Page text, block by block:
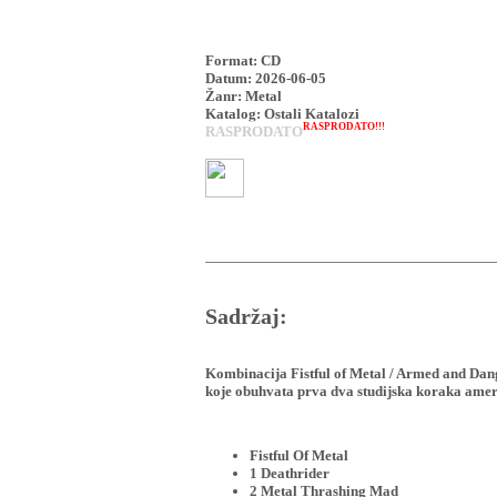
RASPRODATO!!!
Format: CD
Datum: 2026-06-05
Žanr: Metal
Katalog: Ostali Katalozi
RASPRODATO
Sadržaj:
Kombinacija Fistful of Metal / Armed and
koje obuhvata prva dva studijska koraka
Fistful Of Metal
1 Deathrider
2 Metal Thrashing Mad